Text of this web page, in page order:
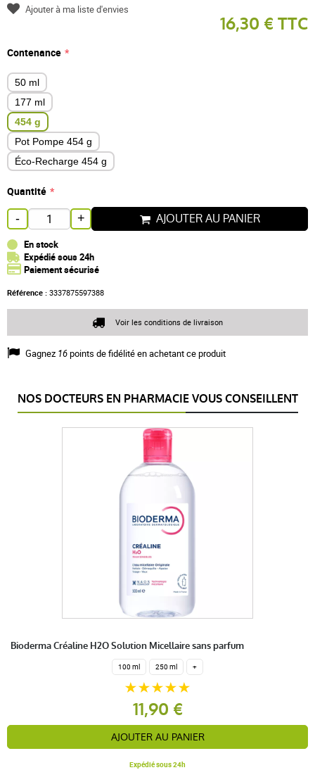
16,30 € TTC
Contenance
50 ml
177 ml
454 g
Pot Pompe 454 g
Éco-Recharge 454 g
Quantité
- + AJOUTER AU PANIER
En stock
Expédié sous 24h
Paiement sécurisé
Référence : 3337875597388
Gagnez 16points de fidélité en achetant ce produit
Ajouter à ma liste d'envies
Voir les conditions de livraison
NOS DOCTEURS EN PHARMACIE VOUS CONSEILLENT
Bioderma Créaline H2O Solution Micellaire sans parfum
100 ml 250 ml +
11,90 €
AJOUTER AU PANIER
Expédié sous 24h